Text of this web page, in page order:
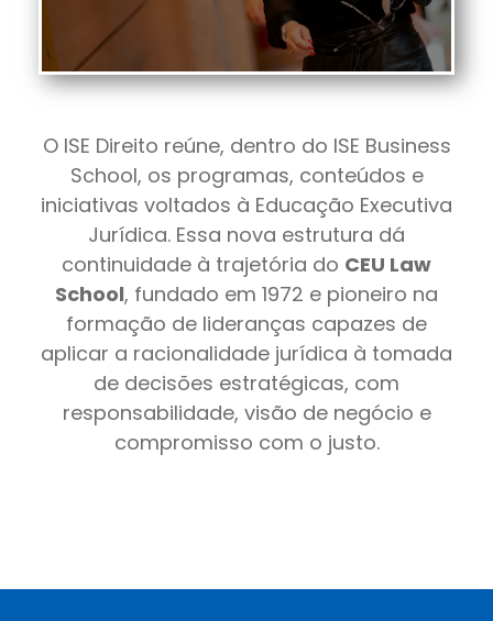
O ISE Direito reúne, dentro do ISE Business
School, os programas, conteúdos e
iniciativas voltados à Educação Executiva
Jurídica. Essa nova estrutura dá
continuidade à trajetória do CEU Law
School, fundado em 1972 e pioneiro na
formação de lideranças capazes de
aplicar a racionalidade jurídica à tomada
de decisões estratégicas, com
responsabilidade, visão de negócio e
compromisso com o justo.